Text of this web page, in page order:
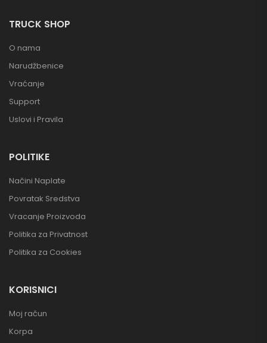
TRUCK SHOP
O nama
Narudžbenice
Vraćanje
Support
Uslovi i Pravila
POLITIKE
Načini Naplate
Povratak Sredstva
Vracanje Proizvoda
Politika za Privatnost
Politika za Cookies
KORISNICI
Moj račun
Korpa